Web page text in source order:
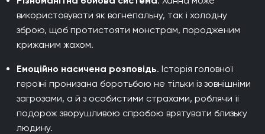
використовувати як вогнепальну, так і холодну
зброю, щоб протистояти монстрам, породженим
крижаним жахом.
Емоційно насичена розповідь. Історія головної
героїні пронизана боротьбою не тільки із зовнішніми
загрозами, а й з особистими страхами, роблячи її
подорож зворушливою спробою врятувати близьку
людину.